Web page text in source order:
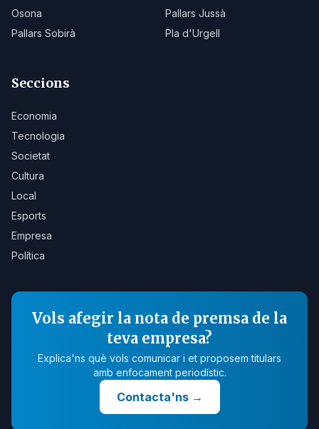
Osona
Pallars Jussà
Pallars Sobirà
Pla d'Urgell
Seccions
Economia
Tecnologia
Societat
Cultura
Local
Esports
Empresa
Política
Vols afegir la nota de premsa de la
teva empresa?
Explica'ns què vols comunicar i et proposem titulars
amb enfocament periodístic.
Contacta'ns→